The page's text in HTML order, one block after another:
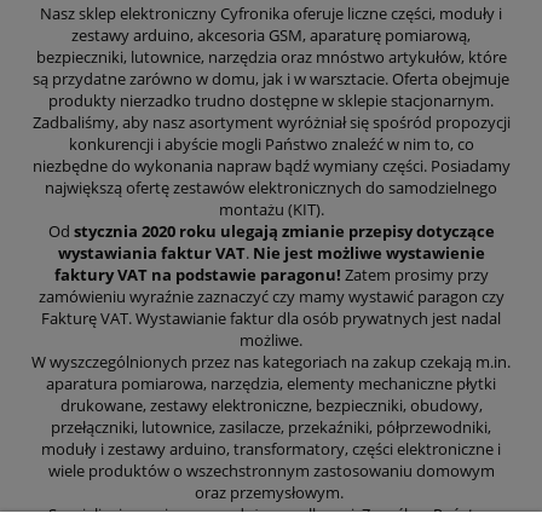
Nasz sklep elektroniczny Cyfronika oferuje liczne części, moduły i
zestawy arduino, akcesoria GSM, aparaturę pomiarową,
bezpieczniki, lutownice, narzędzia oraz mnóstwo artykułów, które
są przydatne zarówno w domu, jak i w warsztacie. Oferta obejmuje
produkty nierzadko trudno dostępne w sklepie stacjonarnym.
Zadbaliśmy, aby nasz asortyment wyróżniał się spośród propozycji
konkurencji i abyście mogli Państwo znaleźć w nim to, co
niezbędne do wykonania napraw bądź wymiany części. Posiadamy
największą ofertę zestawów elektronicznych do samodzielnego
montażu (KIT).
Od stycznia 2020 roku ulegają zmianie przepisy dotyczące
wystawiania faktur VAT. Nie jest możliwe wystawienie
faktury VAT na podstawie paragonu! Zatem prosimy przy
zamówieniu wyraźnie zaznaczyć czy mamy wystawić paragon czy
Fakturę VAT. Wystawianie faktur dla osób prywatnych jest nadal
możliwe.
W wyszczególnionych przez nas kategoriach na zakup czekają m.in.
aparatura pomiarowa, narzędzia, elementy mechaniczne płytki
drukowane, zestawy elektroniczne, bezpieczniki, obudowy,
przełączniki, lutownice, zasilacze, przekaźniki, półprzewodniki,
moduły i zestawy arduino, transformatory, części elektroniczne i
wiele produktów o wszechstronnym zastosowaniu domowym
oraz przemysłowym.
Specjalizujemy się w sprzedaży wysyłkowej. Z myślą o Państwa